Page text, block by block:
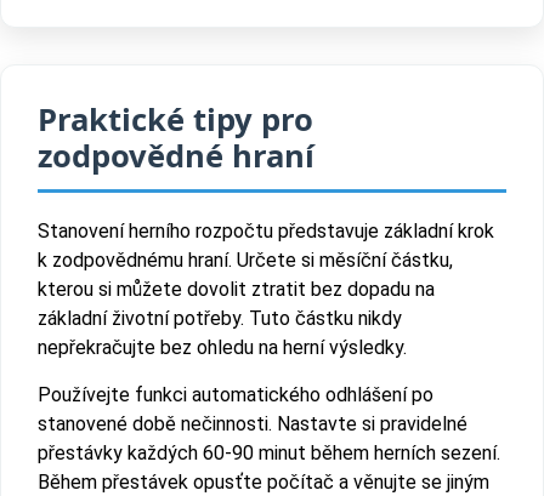
Praktické tipy pro
zodpovědné hraní
Stanovení herního rozpočtu představuje základní krok
k zodpovědnému hraní. Určete si měsíční částku,
kterou si můžete dovolit ztratit bez dopadu na
základní životní potřeby. Tuto částku nikdy
nepřekračujte bez ohledu na herní výsledky.
Používejte funkci automatického odhlášení po
stanovené době nečinnosti. Nastavte si pravidelné
přestávky každých 60-90 minut během herních sezení.
Během přestávek opusťte počítač a věnujte se jiným